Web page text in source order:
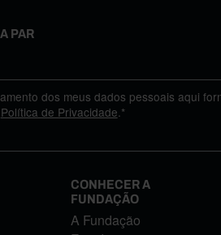
PAR
dos meus dados pessoais aqui
Política de Privacidade.*
CONHECER A
FUNDAÇÃO
A Fundação